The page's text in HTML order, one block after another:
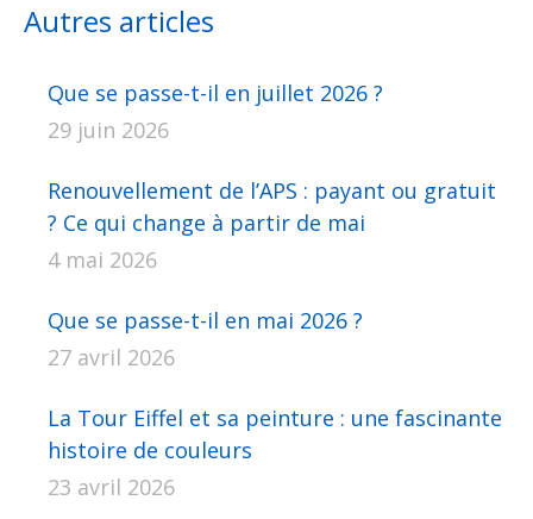
Autres articles
Que se passe-t-il en juillet 2026 ?
29 juin 2026
Renouvellement de l’APS : payant ou gratuit
? Ce qui change à partir de mai
4 mai 2026
Que se passe-t-il en mai 2026 ?
27 avril 2026
La Tour Eiffel et sa peinture : une fascinante
histoire de couleurs
23 avril 2026